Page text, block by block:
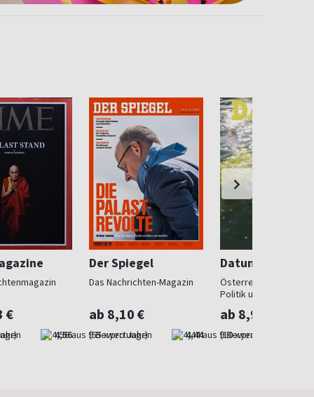
€
4,56
Der Spiegel
Das Nachrichten-Magazin
ab 8,10 €
(55 x pro Jahr) 4,44
Datum
Österreichs Magazin
Politik und
ab 8,90 €
(10 x pro Jahr)